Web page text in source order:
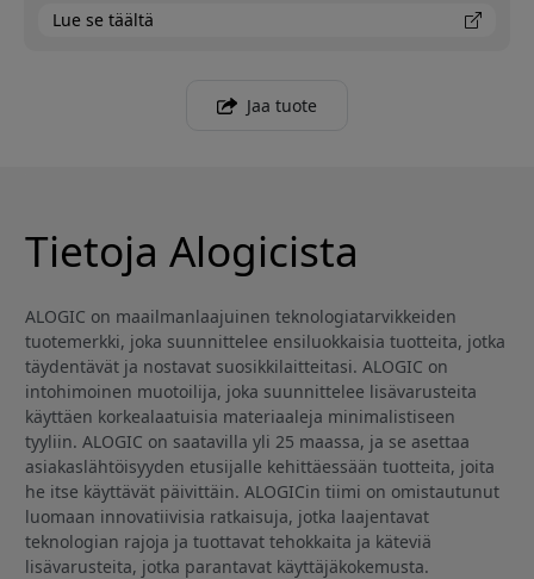
Lue se täältä
Jaa tuote
Tietoja Alogicista
ALOGIC on maailmanlaajuinen teknologiatarvikkeiden
tuotemerkki, joka suunnittelee ensiluokkaisia tuotteita, jotka
täydentävät ja nostavat suosikkilaitteitasi. ALOGIC on
intohimoinen muotoilija, joka suunnittelee lisävarusteita
käyttäen korkealaatuisia materiaaleja minimalistiseen
tyyliin. ALOGIC on saatavilla yli 25 maassa, ja se asettaa
asiakaslähtöisyyden etusijalle kehittäessään tuotteita, joita
he itse käyttävät päivittäin. ALOGICin tiimi on omistautunut
luomaan innovatiivisia ratkaisuja, jotka laajentavat
teknologian rajoja ja tuottavat tehokkaita ja käteviä
lisävarusteita, jotka parantavat käyttäjäkokemusta.